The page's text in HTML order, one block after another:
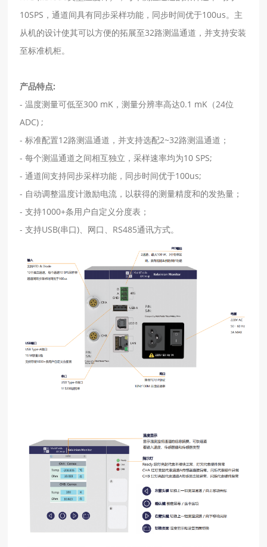
10SPS，通道间具有同步采样功能，同步时间优于100us。主
从机的设计使其可以方便的拓展至32路测温通道，并支持安装
至标准机柜。
产品特点:
- 温度测量可低至300 mK，测量分辨率高达0.1 mK（24位
ADC) ;
- 标准配置12路测温通道，并支持选配2~32路测温通道；
- 每个测温通道之间相互独立，采样速率均为10 SPS;
- 通道间支持同步采样功能，同步时间优于100us;
- 自动调整温度计激励电流，以获得的测量精度和的发热量；
- 支持1000+条用户自定义分度表；
- 支持USB(串口)、网口、RS485通讯方式。